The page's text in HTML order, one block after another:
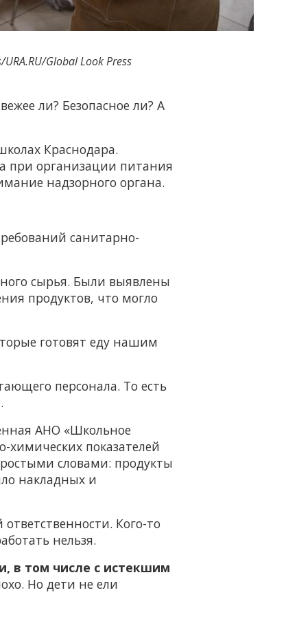
Global Look Press
ли? Безопасное ли? А
Краснодара.
при организации питания
надзорного органа.
санитарно-
сырья. Были выявлены
продуктов, что могло
готовят еду нашим
персонала. То есть
АНО «Школьное
показателей
словами: продукты
накладных и
Кого-то
нельзя.
в том числе с истекшим
Но дети не ели